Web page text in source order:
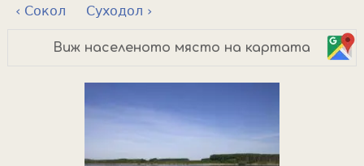
‹ Сокол Суходол ›
Виж населеното място на картата